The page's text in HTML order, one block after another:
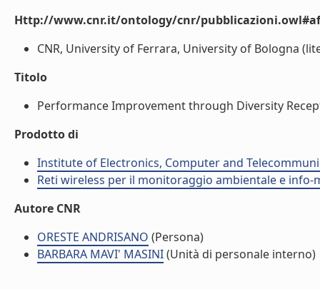
Http://www.cnr.it/ontology/cnr/
CNR, University of Ferrara, University of Bologna
Titolo
Performance Improvement through Diversity
Prodotto di
Institute of Electronics, Computer and
Reti wireless per il monitoraggio ambientale e info-
Autore CNR
ORESTE ANDRISANO (Persona)
BARBARA MAVI' MASINI(Unità di personale interno)